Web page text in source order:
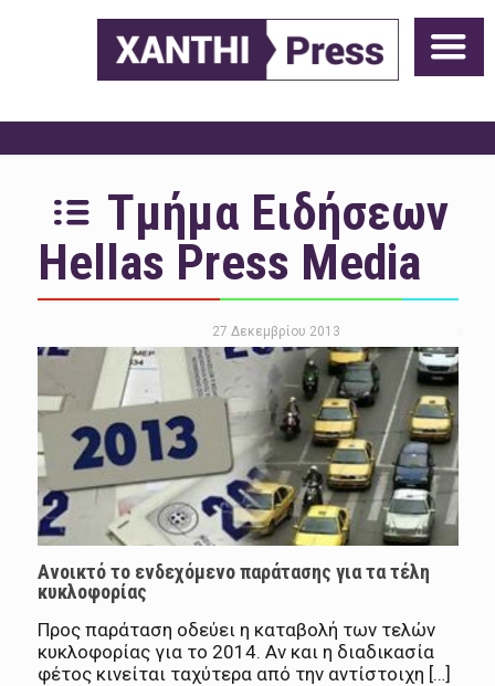
Τμήμα Ειδήσεων
Hellas Press Media
27 Δεκεμβρίου 2013
Ανοικτό το ενδεχόμενο παράτασης για τα τέλη
κυκλοφορίας
Προς παράταση οδεύει η καταβολή των τελών
κυκλοφορίας για το 2014. Αν και η διαδικασία
φέτος κινείται ταχύτερα από την αντίστοιχη […]